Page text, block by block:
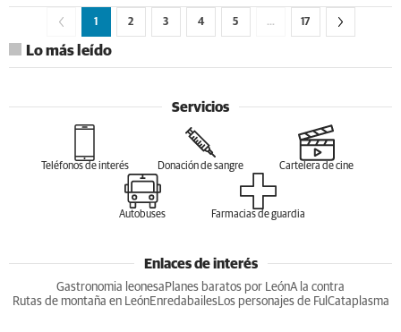
1 2 3 4 5 … 17
Lo más leído
Servicios
Teléfonos de interés Donación de sangre Cartelera de cine
Autobuses Farmacias de guardia
Enlaces de interés
Gastronomia leonesa Planes baratos por LeónA la contra
Rutas de montaña en LeónEnredabailesLos personajes de Ful Cataplasma